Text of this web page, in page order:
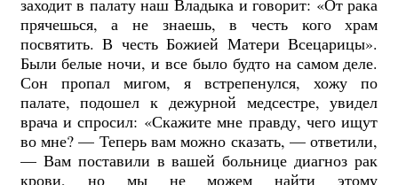
заходит в палату наш Владыка и говорит: «От рака
прячешься, а не знаешь, в честь кого храм
посвятить. В честь Божией Матери Всецарицы».
Были белые ночи, и все было будто на самом деле.
Сон пропал мигом, я встрепенулся, хожу по
палате, подошел к дежурной медсестре, увидел
врача и спросил: «Скажите мне правду, чего ищут
во мне? — Теперь вам можно сказать, — ответили,
— Вам поставили в вашей больнице диагноз рак
крови, но мы не можем найти этому